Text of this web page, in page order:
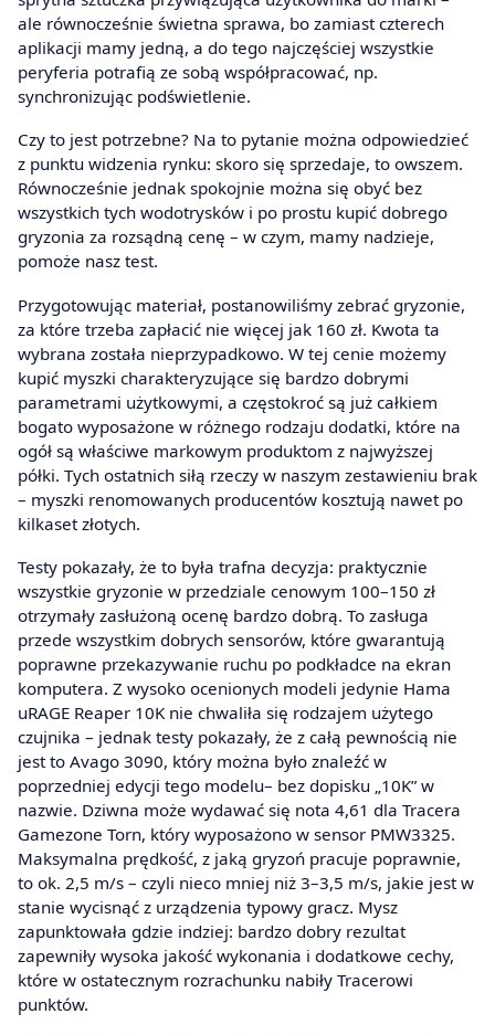
ale równocześnie świetna sprawa, bo zamiast czterech
aplikacji mamy jedną, a do tego najczęściej wszystkie
peryferia potrafią ze sobą współpracować, np.
synchronizując podświetlenie.
Czy to jest potrzebne? Na to pytanie można odpowiedzieć
z punktu widzenia rynku: skoro się sprzedaje, to owszem.
Równocześnie jednak spokojnie można się obyć bez
wszystkich tych wodotrysków i po prostu kupić dobrego
gryzonia za rozsądną cenę – w czym, mamy nadzieje,
pomoże nasz test.
Przygotowując materiał, postanowiliśmy zebrać gryzonie,
za które trzeba zapłacić nie więcej jak 160 zł. Kwota ta
wybrana została nieprzypadkowo. W tej cenie możemy
kupić myszki charakteryzujące się bardzo dobrymi
parametrami użytkowymi, a częstokroć są już całkiem
bogato wyposażone w różnego rodzaju dodatki, które na
ogół są właściwe markowym produktom z najwyższej
półki. Tych ostatnich siłą rzeczy w naszym zestawieniu brak
– myszki renomowanych producentów kosztują nawet po
kilkaset złotych.
Testy pokazały, że to była trafna decyzja: praktycznie
wszystkie gryzonie w przedziale cenowym 100–150 zł
otrzymały zasłużoną ocenę bardzo dobrą. To zasługa
przede wszystkim dobrych sensorów, które gwarantują
poprawne przekazywanie ruchu po podkładce na ekran
komputera. Z wysoko ocenionych modeli jedynie Hama
uRAGE Reaper 10K nie chwaliła się rodzajem użytego
czujnika – jednak testy pokazały, że z całą pewnością nie
jest to Avago 3090, który można było znaleźć w
poprzedniej edycji tego modelu– bez dopisku „10K” w
nazwie. Dziwna może wydawać się nota 4,61 dla Tracera
Gamezone Torn, który wyposażono w sensor PMW3325.
Maksymalna prędkość, z jaką gryzoń pracuje poprawnie,
to ok. 2,5 m/s – czyli nieco mniej niż 3–3,5 m/s, jakie jest w
stanie wycisnąć z urządzenia typowy gracz. Mysz
zapunktowała gdzie indziej: bardzo dobry rezultat
zapewniły wysoka jakość wykonania i dodatkowe cechy,
które w ostatecznym rozrachunku nabiły Tracerowi
punktów.